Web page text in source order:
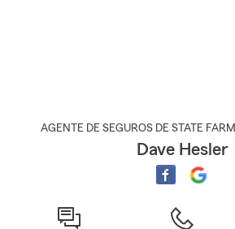
AGENTE DE SEGUROS DE STATE FARM
Dave Hesler